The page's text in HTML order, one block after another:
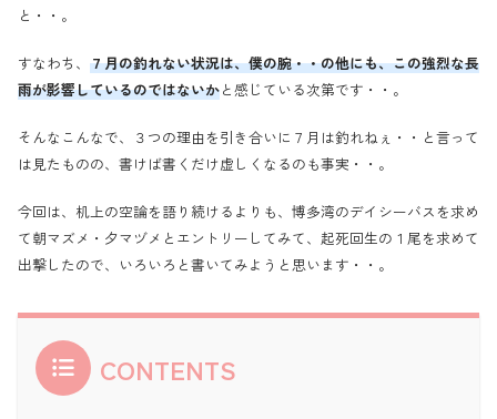
と・・。
すなわち、 ７月の釣れない状況は、僕の腕・・の他にも、この強烈な長
雨が影響しているのではないかと感じている次第です・・。
そんなこんなで、３つの理由を引き合いに７月は釣れねぇ・・と言って
は見たものの、書けば書くだけ虚しくなるのも事実・・。
今回は、机上の空論を語り続けるよりも、博多湾のデイシーバスを求め
て朝マズメ・夕マヅメとエントリーしてみて、起死回生の１尾を求めて
出撃したので、いろいろと書いてみようと思います・・。
CONTENTS